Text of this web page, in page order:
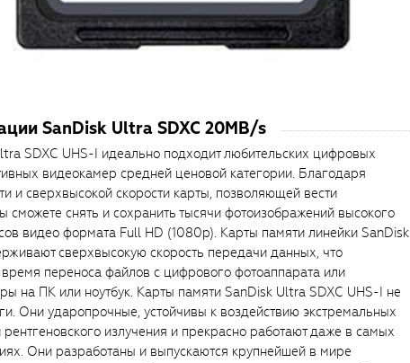
SanDisk Ultra SDXC 20MB/s
SDXC UHS-I идеально подходит любительских цифровых
видеокамер средней ценовой категории. Благодаря
и сверхвысокой скорости карты, позволяющей вести
снять и сохранить тысячи фотоизображений высокого
видео формата Full HD (1080p). Карты памяти линейки SanDisk
сверхвысокую скорость передачи данных, что
переноса файлов с цифрового фотоаппарата или
на ПК или ноутбук. Карты памяти SanDisk Ultra SDXC UHS-I не
Они ударопрочные, устойчивы к воздействию экстремальных
излучения и прекрасно работают даже в самых
Они разработаны и выпускаются крупнейшей в мире